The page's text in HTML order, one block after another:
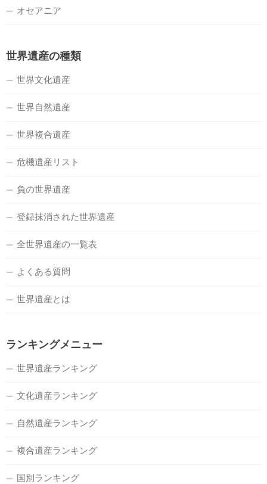
オセアニア
世界遺産の種類
世界文化遺産
世界自然遺産
世界複合遺産
危機遺産リスト
負の世界遺産
登録抹消された世界遺産
全世界遺産の一覧表
よくある質問
世界遺産とは
ランキングメニュー
世界遺産ランキング
文化遺産ランキング
自然遺産ランキング
複合遺産ランキング
国別ランキング